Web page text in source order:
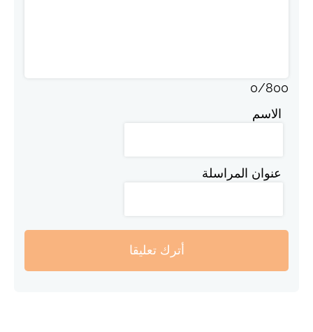
0/800
الاسم
عنوان المراسلة
أترك تعليقا